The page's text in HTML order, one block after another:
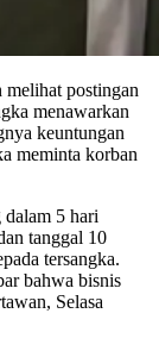
postingan
menawarkan
keuntungan
meminta korban
dalam 5 hari
tanggal 10
tersangka.
bahwa bisnis
Selasa